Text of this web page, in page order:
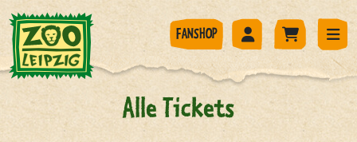
FANSHOP
Alle Tickets